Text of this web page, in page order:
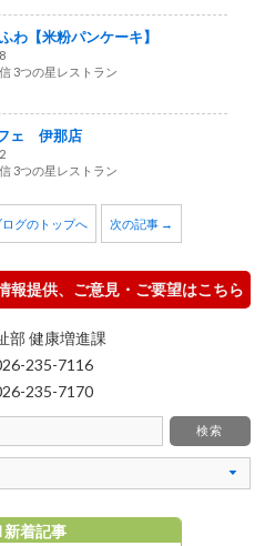
わ【米粉パンケーキ】
3つの星レストラン
ェ 伊那店
3つの星レストラン
ログのトップへ 次の記事 →
報提供、ご意見・ご要望はこちら
部 健康増進課
235-7116
235-7170
新着記事